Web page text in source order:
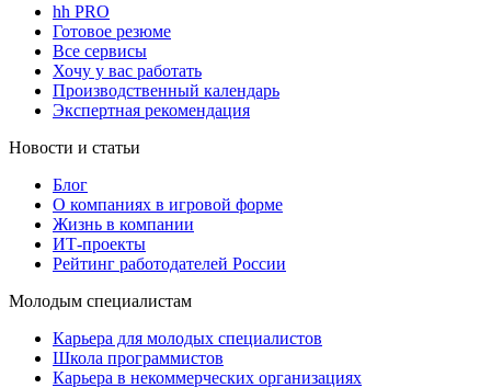
hh PRO
Готовое резюме
Все сервисы
Хочу у вас работать
Производственный календарь
Экспертная рекомендация
Новости и статьи
Блог
О компаниях в игровой форме
Жизнь в компании
ИТ-проекты
Рейтинг работодателей России
Молодым специалистам
Карьера для молодых специалистов
Школа программистов
Карьера в некоммерческих организациях